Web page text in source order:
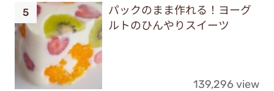
パックのまま作れる！ヨーグ
ルトのひんやりスイーツ
139,296 view